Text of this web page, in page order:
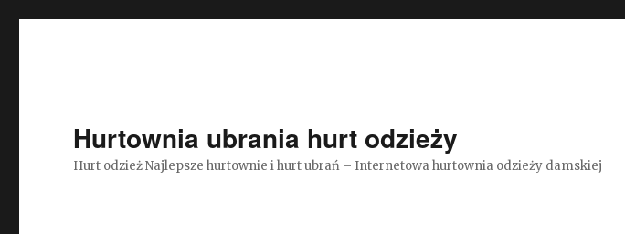
Hurtownia ubrania hurt odzieży
Hurt odzież Najlepsze hurtownie i hurt ubrań – Internetowa hurtownia odzieży damskiej